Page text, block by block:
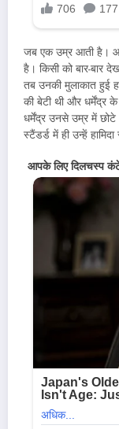
जब एक उम्र आती है।
है। किसी को बार-बार
तब उनकी मुलाकात हुई
की बेटी थी और धर्मेंद्र
धर्मेंद्र उनसे उम्र में
स्टैंडर्ड में ही उन्हें हामिदा